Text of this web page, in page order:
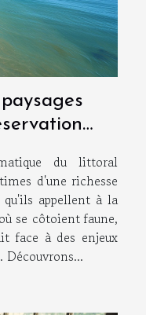
du littoral
d'une richesse
appellent à la
se côtoient faune,
face à des enjeux